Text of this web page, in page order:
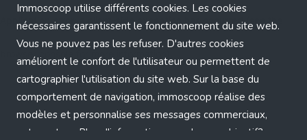
Immoscoop utilise différents cookies. Les cookies
nécessaires garantissent le fonctionnement du site web.
Vous ne pouvez pas les refuser. D'autres cookies
améliorent le confort de l'utilisateur ou permettent de
cartographier l'utilisation du site web. Sur la base du
comportement de navigation, immoscoop réalise des
modèles et personnalise ses messages commerciaux,
entre autres. Plus d'informations sur chaque objectif?
Application error: a client-side exception has occurred (see the
browser console for more information)